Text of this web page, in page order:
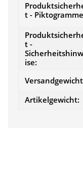
t -
t -
ise:
Artikelgewicht: